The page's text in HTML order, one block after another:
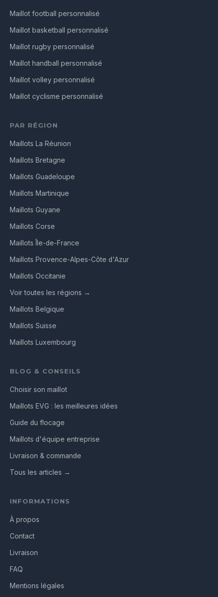
Maillot football personnalisé
Maillot basketball personnalisé
Maillot rugby personnalisé
Maillot handball personnalisé
Maillot volley personnalisé
Maillot cyclisme personnalisé
PAR RÉGION
Maillots La Réunion
Maillots Bretagne
Maillots Guadeloupe
Maillots Martinique
Maillots Guyane
Maillots Corse
Maillots Île-de-France
Maillots Provence-Alpes-Côte d'Azur
Maillots Occitanie
Voir toutes les régions →
Maillots Belgique
Maillots Suisse
Maillots Luxembourg
BLOG & CONSEILS
Choisir son maillot
Maillots EVG : les meilleures idées
Guide du flocage
Maillots d'équipe entreprise
Livraison & commande
Tous les articles →
INFORMATIONS
À propos
Contact
Livraison
FAQ
Mentions légales